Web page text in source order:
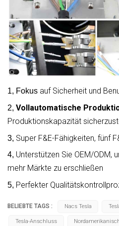
1, Fokus auf Sicherheit und
2, Vollautomatische
Produktionskapazität
3, Super F&E-Fähigkeiten, fünf
4, Unterstützen Sie OEM/ODM,
mehr Märkte zu erschließen
5, Perfekter
BELIEBTE TAGS : Nacs Tesla
Tesla-Anschluss